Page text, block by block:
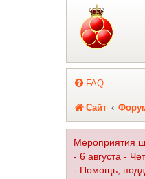
Регистрация
FAQ
Сайт
Мероприятия
- 6 августа -
- Помощь,